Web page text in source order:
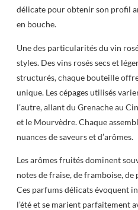
délicate pour obtenir son profil
en bouche.
Une des particularités du vin
styles. Des vins rosés secs et
structurés, chaque bouteille
unique. Les cépages utilisés
l’autre, allant du Grenache au
et le Mourvèdre. Chaque
nuances de saveurs et d’arômes.
Les arômes fruités dominent
notes de fraise, de framboise, de
Ces parfums délicats évoquent
l’été et se marient parfaitement